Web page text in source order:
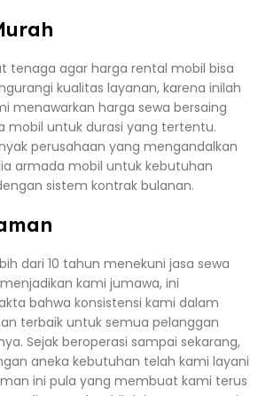
tenaga agar harga rental mobil bisa
kualitas layanan, karena inilah
menawarkan harga sewa bersaing
mobil untuk durasi yang tertentu.
perusahaan yang mengandalkan
armada mobil untuk kebutuhan
sistem kontrak bulanan.
dari 10 tahun menekuni jasa sewa
kami jumawa, ini
bahwa konsistensi kami dalam
terbaik untuk semua pelanggan
Sejak beroperasi sampai sekarang,
aneka kebutuhan telah kami layani
ini pula yang membuat kami terus